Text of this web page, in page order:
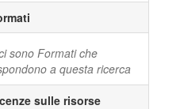
sono Formati che
a questa ricerca
sulle risorse